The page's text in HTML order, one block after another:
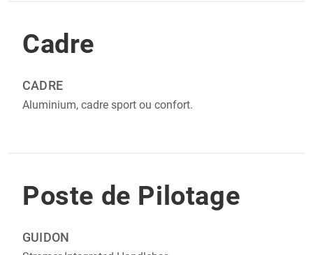
Cadre
CADRE‎‎
Aluminium, cadre sport ou confort.
Poste de Pilotage
GUIDON